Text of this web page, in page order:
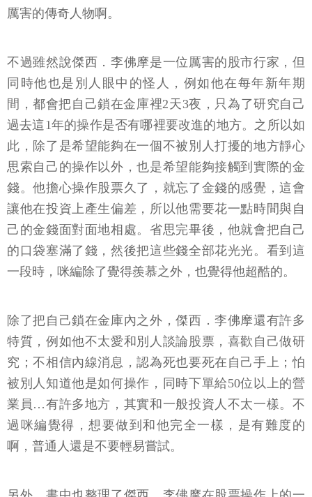
厲害的傳奇人物啊。
不過雖然說傑西．李佛摩是一位厲害的股市行家，但
同時他也是別人眼中的怪人，例如他在每年新年期
間，都會把自己鎖在金庫裡2天3夜，只為了研究自己
過去這1年的操作是否有哪裡要改進的地方。之所以如
此，除了是希望能夠在一個不被別人打擾的地方靜心
思索自己的操作以外，也是希望能夠接觸到實際的金
錢。他擔心操作股票久了，就忘了金錢的感覺，這會
讓他在投資上產生偏差，所以他需要花一點時間與自
己的金錢面對面地相處。省思完畢後，他就會把自己
的口袋塞滿了錢，然後把這些錢全部花光光。看到這
一段時，咪編除了覺得羨慕之外，也覺得他超酷的。
除了把自己鎖在金庫內之外，傑西．李佛摩還有許多
特質，例如他不太愛和別人談論股票，喜歡自己做研
究；不相信內線消息，認為死也要死在自己手上；怕
被別人知道他是如何操作，同時下單給50位以上的營
業員…有許多地方，其實和一般投資人不太一樣。不
過咪編覺得，想要做到和他完全一樣，是有難度的
啊，普通人還是不要輕易嘗試。